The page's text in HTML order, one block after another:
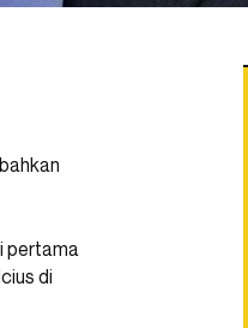
pertama
di